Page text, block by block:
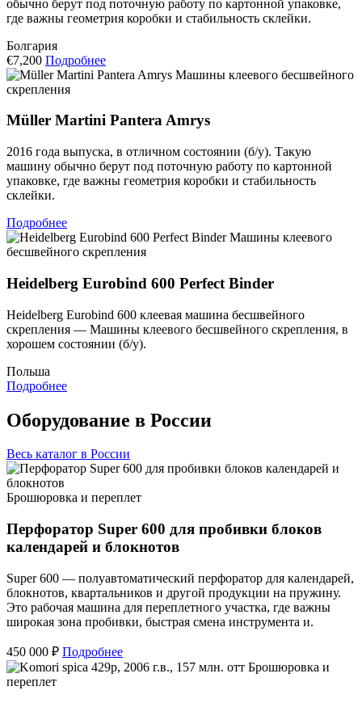
обычно берут под поточную работу по картонной упаковке,
где важны геометрия коробки и стабильность склейки.
Болгария
€7,200 Подробнее
Машины клеевого бесшвейного
скрепления
Müller Martini Pantera Amrys
2016 года выпуска, в отличном состоянии (б/у). Такую
машину обычно берут под поточную работу по картонной
упаковке, где важны геометрия коробки и стабильность
склейки.
Подробнее
Машины клеевого
бесшвейного скрепления
Heidelberg Eurobind 600 Perfect Binder
Heidelberg Eurobind 600 клеевая машина бесшвейного
скрепления — Машины клеевого бесшвейного скрепления, в
хорошем состоянии (б/у).
Польша
Подробнее
Оборудование в России
Весь каталог в России
Брошюровка и переплет
Перфоратор Super 600 для пробивки блоков
календарей и блокнотов
Super 600 — полуавтоматический перфоратор для календарей,
блокнотов, квартальников и другой продукции на пружину.
Это рабочая машина для переплетного участка, где важны
широкая зона пробивки, быстрая смена инструмента и.
450 000 ₽ Подробнее
Брошюровка и
переплет